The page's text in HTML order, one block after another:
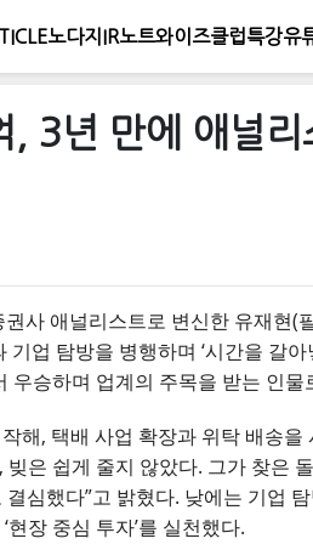
노다지IR노트와이즈클럽 특강유
3년 만에 애널
사 애널리스트로 변신한 유재현(
업 탐방을 병행하며 ‘시간을 갈
우승하며 업계의 주목을 받는 인물
해, 택배 사업 확장과 위탁 배송
빚은 쉽게 줄지 않았다. 그가 찾은
심했다”고 밝혔다. 낮에는 기업
장 중심 투자’를 실천했다.